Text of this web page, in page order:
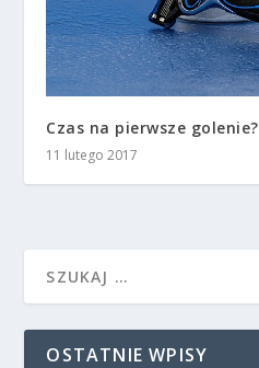
Czas na pierwsze golenie?
11 lutego 2017
OSTATNIE WPISY